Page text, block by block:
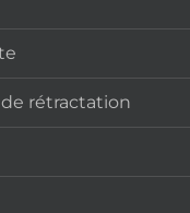
de rétractation